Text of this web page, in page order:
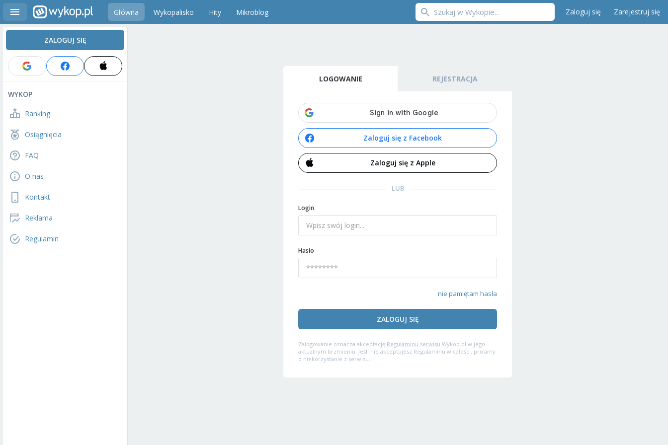
Główna Wykopalisko Hity Mikroblog Zaloguj się Zarejestruj się
ZALOGUJ SIĘ
WYKOP
Ranking
Osiągnięcia
FAQ
O nas
Kontakt
Reklama
Regulamin
LOGOWANIE REJESTRACJA
Zaloguj się z Facebook
Zaloguj się z Apple
LUB
Login
Hasło
nie pamiętam hasła
ZALOGUJ SIĘ
Zalogowanie oznacza akceptację Regulaminu serwisu Wykop.pl w jego
aktualnym brzmieniu. Jeśli nie akceptujesz Regulaminu w całości, prosimy
o niekorzystanie z serwisu.